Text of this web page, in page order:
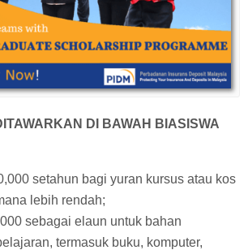
DI BAWAH BIASISWA
setahun bagi yuran kursus atau kos
lebih rendah;
sebagai elaun untuk bahan
termasuk buku, komputer,